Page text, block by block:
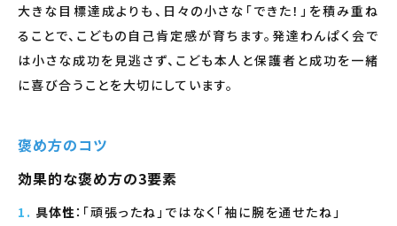
大きな目標達成よりも、日々の小さな「できた！」を積み重ね
ることで、こどもの自己肯定感が育ちます。発達わんぱく会で
は小さな成功を見逃さず、こども本人と保護者と成功を一緒
に喜び合うことを大切にしています。
褒め方のコツ
効果的な褒め方の3要素
具体性 ：「頑張ったね」ではなく「袖に腕を通せたね」